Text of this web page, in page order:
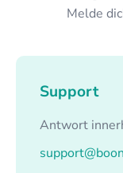
Melde
Support
Antwort